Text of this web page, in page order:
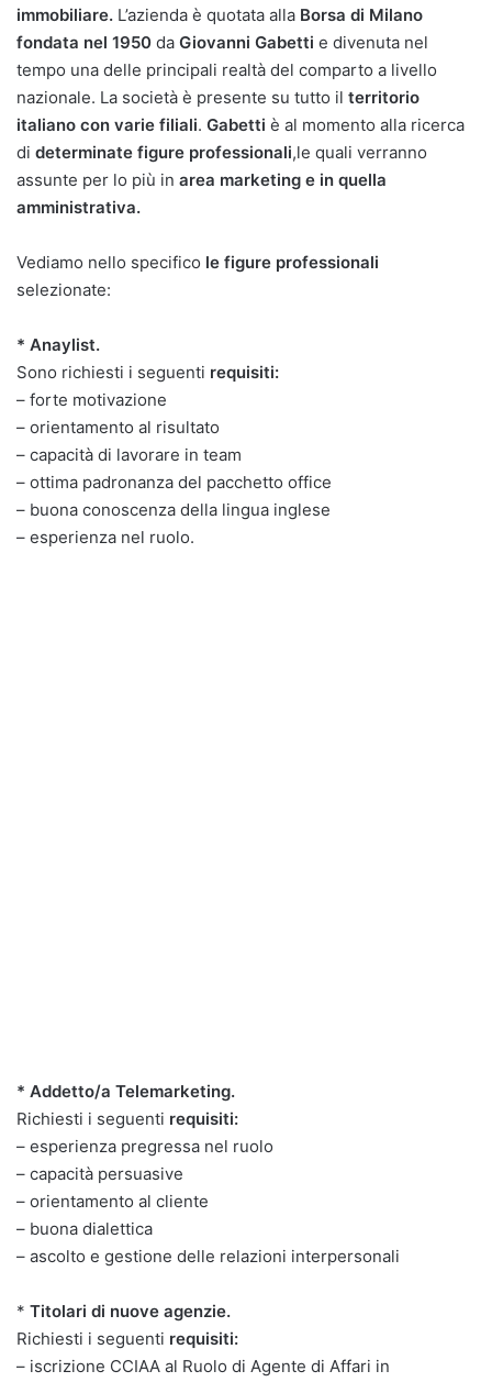
immobiliare. L’azienda è quotata alla Borsa di Milano
fondata nel 1950 da Giovanni Gabetti e divenuta nel
tempo una delle principali realtà del comparto a livello
nazionale. La società è presente su tutto il territorio
italiano con varie filiali. Gabetti è al momento alla ricerca
di determinate figure professionali,le quali verranno
assunte per lo più in area marketing e in quella
amministrativa.
Vediamo nello specifico le figure professionali
selezionate:
* Anaylist.
Sono richiesti i seguenti requisiti:
– forte motivazione
– orientamento al risultato
– capacità di lavorare in team
– ottima padronanza del pacchetto office
– buona conoscenza della lingua inglese
– esperienza nel ruolo.
* Addetto/a Telemarketing.
Richiesti i seguenti requisiti:
– esperienza pregressa nel ruolo
– capacità persuasive
– orientamento al cliente
– buona dialettica
– ascolto e gestione delle relazioni interpersonali
* Titolari di nuove agenzie.
Richiesti i seguenti requisiti:
– iscrizione CCIAA al Ruolo di Agente di Affari in